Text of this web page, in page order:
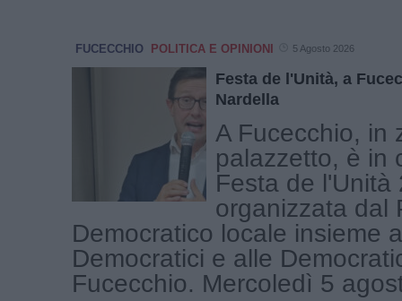
FUCECCHIO POLITICA E OPINIONI 5 Agosto 2026
Festa de l'Unità, a
Nardella
A Fucecchio, in
palazzetto, è in
Festa de l'Unità
organizzata dal
Democratico locale insieme
Democratici e alle
Fucecchio. Mercoledì 5